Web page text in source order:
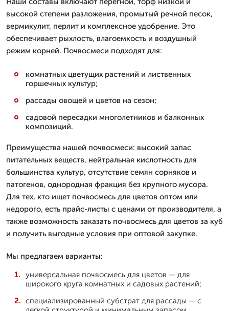
высокой степени разложения, промытый речной песок,
вермикулит, перлит и комплексное удобрение. Это
обеспечивает рыхлость, влагоемкость и воздушный
режим корней. Почвосмеси подходят для:
комнатных цветущих растений и лиственных
горшечных культур;
рассады овощей и цветов на сезон;
садовой пересадки многолетников и балконных
композиций.
Преимущества нашей почвосмеси: высокий запас
питательных веществ, нейтральная кислотность для
большинства культур, отсутствие семян сорняков и
патогенов, однородная фракция без крупного мусора.
Для тех, кто ищет почвосмесь для цветов оптом или
недорого, есть прайс-листы с ценами от производителя, а
также возможность заказать почвосмесь для цветов за куб
и получить выгодные условия при оптовой закупке.
Мы предлагаем варианты:
универсальная почвосмесь для цветов — для
широкого круга комнатных и садовых растений;
специализированный субстрат для рассады — с